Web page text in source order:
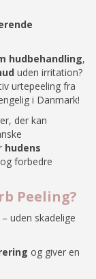
hudbehandling,
uden irritation?
urtepeeling fra
i Danmark!
der kan
hudens
forbedre
Peeling?
– uden skadelige
og giver en